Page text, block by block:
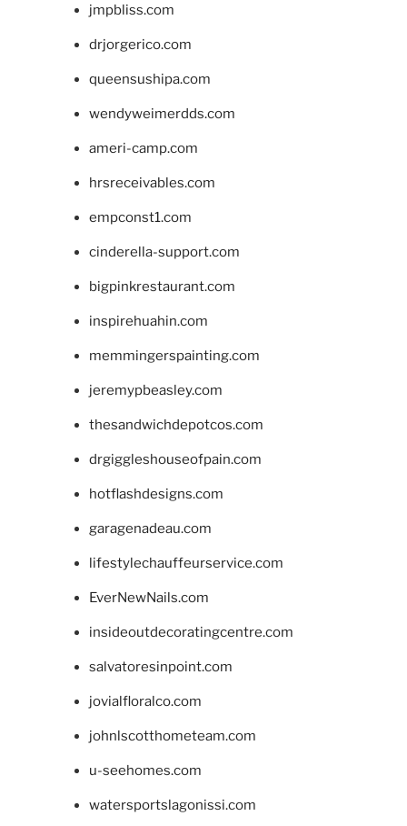
jmpbliss.com
drjorgerico.com
queensushipa.com
wendyweimerdds.com
ameri-camp.com
hrsreceivables.com
empconst1.com
cinderella-support.com
bigpinkrestaurant.com
inspirehuahin.com
memmingerspainting.com
jeremypbeasley.com
thesandwichdepotcos.com
drgiggleshouseofpain.com
hotflashdesigns.com
garagenadeau.com
lifestylechauffeurservice.com
EverNewNails.com
insideoutdecoratingcentre.com
salvatoresinpoint.com
jovialfloralco.com
johnlscotthometeam.com
u-seehomes.com
watersportslagonissi.com